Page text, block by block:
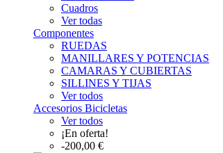
Cuadros
Ver todas
Componentes
RUEDAS
MANILLARES Y POTENCIAS
CAMARAS Y CUBIERTAS
SILLINES Y TIJAS
Ver todos
Accesorios Bicicletas
Ver todos
¡En oferta!
-200,00 €